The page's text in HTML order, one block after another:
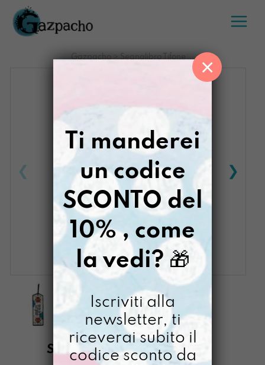
Salta
contenuto
Gazpacho> Segnalibro Tifone
SEGNALIBRO TIFONE
Ti manderei
un codice
SCONTO del
10% , come
la vedi? 🎁
Iscriviti alla
newsletter, ti
riceverai subito il
codice sconto da
×